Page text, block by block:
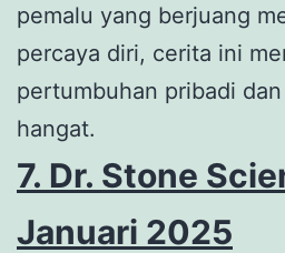
pemalu yang berjuang
percaya diri, cerita ini
pertumbuhan pribadi
hangat.
7. Dr. Stone
Januari 2025